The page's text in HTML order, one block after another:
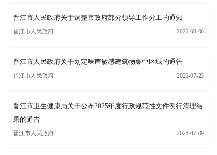
晋江市人民政府关于调整市政府部分领导工作分工的通知
晋江市人民政府 2026-08-06
晋江市人民政府关于划定噪声敏感建筑物集中区域的通告
晋江市人民政府 2026-07-23
晋江市卫生健康局关于公布2025年度行政规范性文件例行清理结
果的通告
晋江市人民政府 2026-07-09